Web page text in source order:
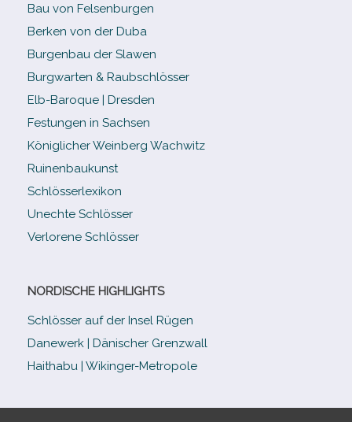
Bau von Felsenburgen
Berken von der Duba
Burgenbau der Slawen
Burgwarten & Raubschlösser
Elb-​Baroque | Dresden
Festungen in Sachsen
Königlicher Weinberg Wachwitz
Ruinenbaukunst
Schlösserlexikon
Unechte Schlösser
Verlorene Schlösser
NORDISCHE HIGHLIGHTS
Schlösser auf der Insel Rügen
Danewerk | Dänischer Grenzwall
Haithabu | Wikinger-Metropole